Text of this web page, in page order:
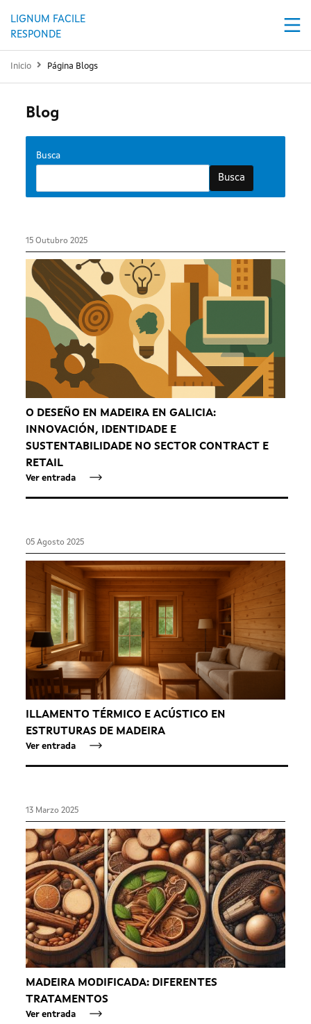
LIGNUM FACILE
RESPONDE
Inicio Página Blogs
Blog
Busca
Busca
15 Outubro 2025
O DESEÑO EN MADEIRA EN GALICIA:
INNOVACIÓN, IDENTIDADE E
SUSTENTABILIDADE NO SECTOR CONTRACT E
RETAIL
Ver entrada
05 Agosto 2025
ILLAMENTO TÉRMICO E ACÚSTICO EN
ESTRUTURAS DE MADEIRA
Ver entrada
13 Marzo 2025
MADEIRA MODIFICADA: DIFERENTES
TRATAMENTOS
Ver entrada